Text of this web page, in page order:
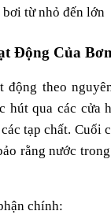
từ nhỏ đến lớn
Động Của
động theo
hút qua các cửa
tạp chất. Cuối
rằng nước
chính: